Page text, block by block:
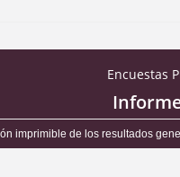
Encuestas
imprimible de los resultados